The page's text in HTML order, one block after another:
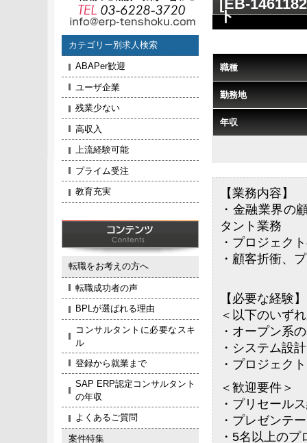
[EB-
ト
職種
勤務地
年収
【業務内容】
・金融業界の
タント業務
・プロジェク
・顧客折衝、
【必要な経験】
＜以下のいず
・オープン系
・システム設
・プロジェク
＜歓迎要件＞
・プリセール
・プレゼンテ
・5名以上の
カテゴリー別求人検索
ABAPer歓迎
ユーザ企業
残業少ない
高収入
上流経験可能
プライム受注
教育充実
転職をお考えの方へ
転職成功者の声
BPLが選ばれる理由
コンサルタントに必要なスキ
ル
登録から就業まで
SAP ERP認定コンサルタント
の年収
よくあるご質問
案件特集